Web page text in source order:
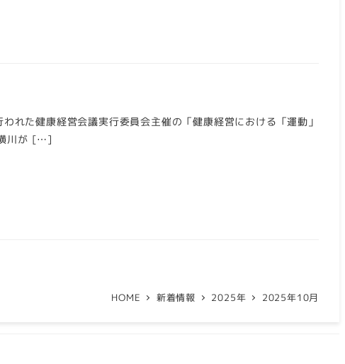
われた健康経営会議実行委員会主催の「健康経営における「運動」
横川が […]
HOME 新着情報 2025年 2025年10月